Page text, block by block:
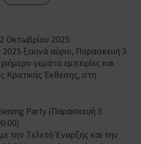
Οκτωβρίου 2025
ξεκινά αύριο, Παρασκευή 3
γεμάτο εμπειρίες και
Κρατικής Έκθεσης, στη
Party (Παρασκευή 3
την Τελετή Έναρξης και την